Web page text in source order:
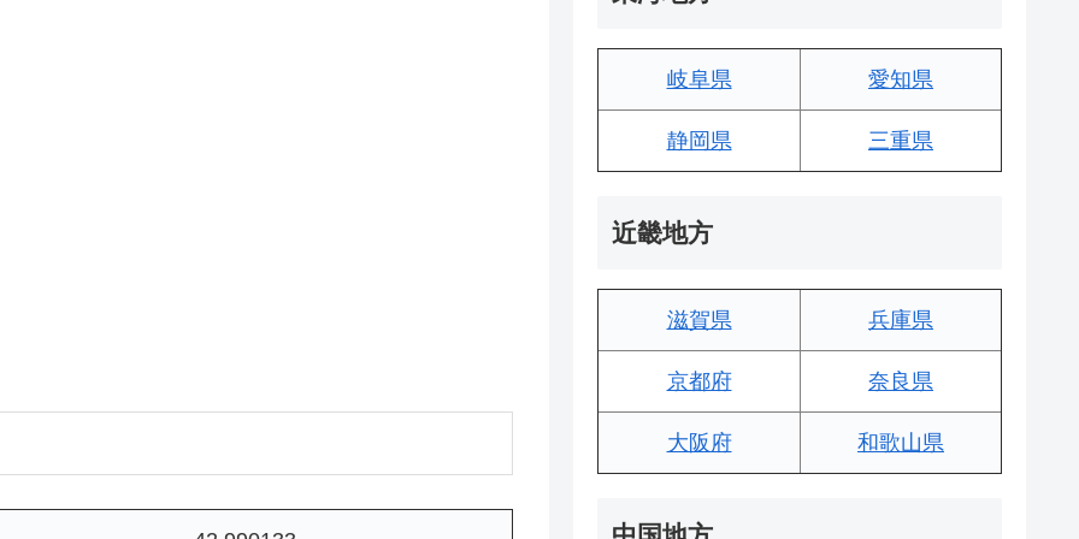
岐阜県 愛知県
静岡県 三重県
近畿地方
滋賀県 兵庫県
京都府 奈良県
大阪府 和歌山県